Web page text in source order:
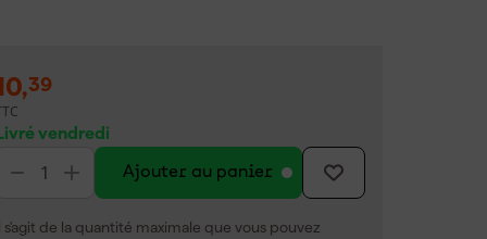
,39
vendredi
Ajouter au panier
s'agit de la quantité maximale que vous pouvez